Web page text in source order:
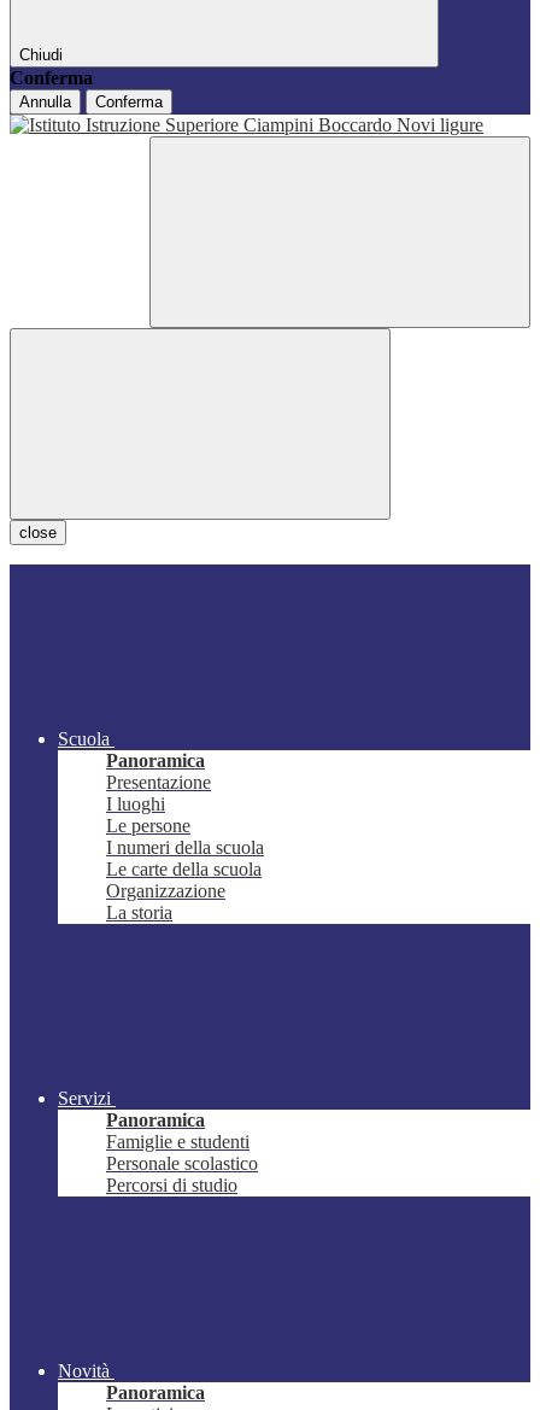
Chiudi
Conferma
Annulla Conferma
close
Scuola
Panoramica
Presentazione
I luoghi
Le persone
I numeri della scuola
Le carte della scuola
Organizzazione
La storia
Servizi
Panoramica
Famiglie e studenti
Personale scolastico
Percorsi di studio
Novità
Panoramica